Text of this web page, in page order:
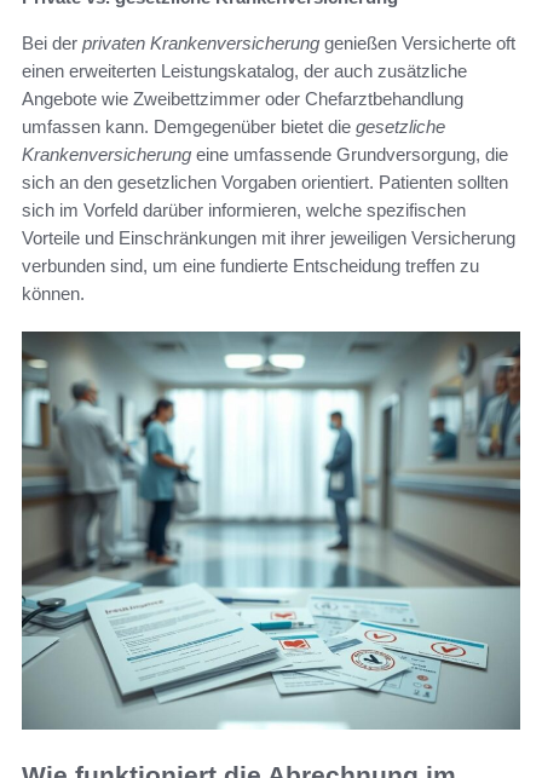
Bei der privaten Krankenversicherung genießen Versicherte oft
einen erweiterten Leistungskatalog, der auch zusätzliche
Angebote wie Zweibettzimmer oder Chefarztbehandlung
umfassen kann. Demgegenüber bietet die gesetzliche
Krankenversicherung eine umfassende Grundversorgung, die
sich an den gesetzlichen Vorgaben orientiert. Patienten sollten
sich im Vorfeld darüber informieren, welche spezifischen
Vorteile und Einschränkungen mit ihrer jeweiligen Versicherung
verbunden sind, um eine fundierte Entscheidung treffen zu
können.